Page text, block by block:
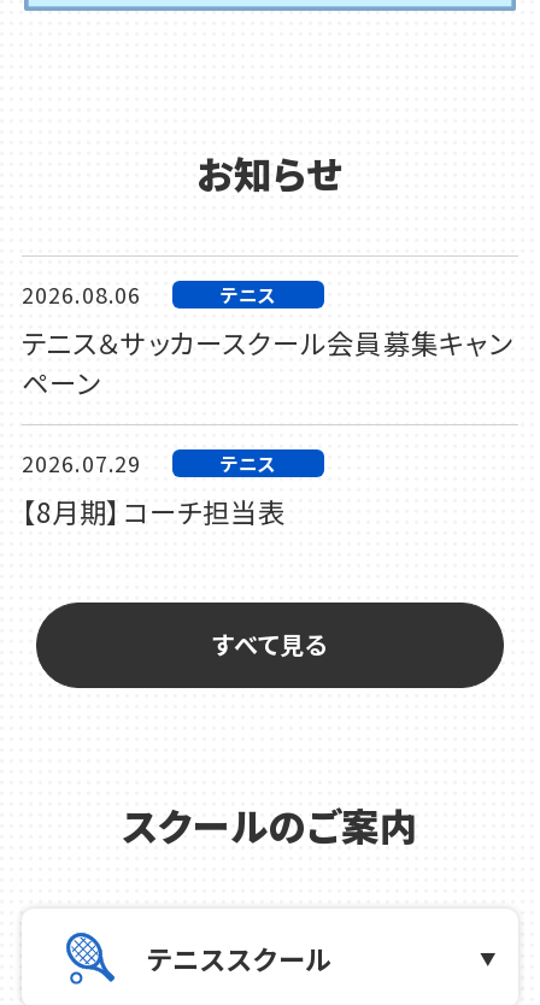
お知らせ
2026.08.06 テニス
テニス＆サッカースクール会員募集キャン
ペーン
2026.07.29 テニス
【8月期】コーチ担当表
夏休み サッカー短期レッスン
2026.07.17 テニス
2026.07.02 サッカー
すべて見る
スクールのご案内
テニススクール